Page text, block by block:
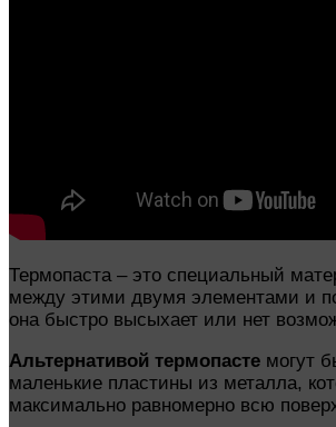
Термопаста – это специальный
между этими двумя элементами и
она быстро высыхает или нет
Альтернативой термопасте могут
маленькие пластины из металла,
максимально равномерно всю